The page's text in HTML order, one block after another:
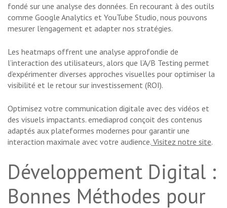
fondé sur une analyse des données. En recourant à des outils
comme Google Analytics et YouTube Studio, nous pouvons
mesurer l’engagement et adapter nos stratégies.
Les heatmaps offrent une analyse approfondie de
l’interaction des utilisateurs, alors que l’A/B Testing permet
d’expérimenter diverses approches visuelles pour optimiser la
visibilité et le retour sur investissement (ROI).
Optimisez votre communication digitale avec des vidéos et
des visuels impactants. emediaprod conçoit des contenus
adaptés aux plateformes modernes pour garantir une
interaction maximale avec votre audience. Visitez notre site.
Développement Digital :
Bonnes Méthodes pour